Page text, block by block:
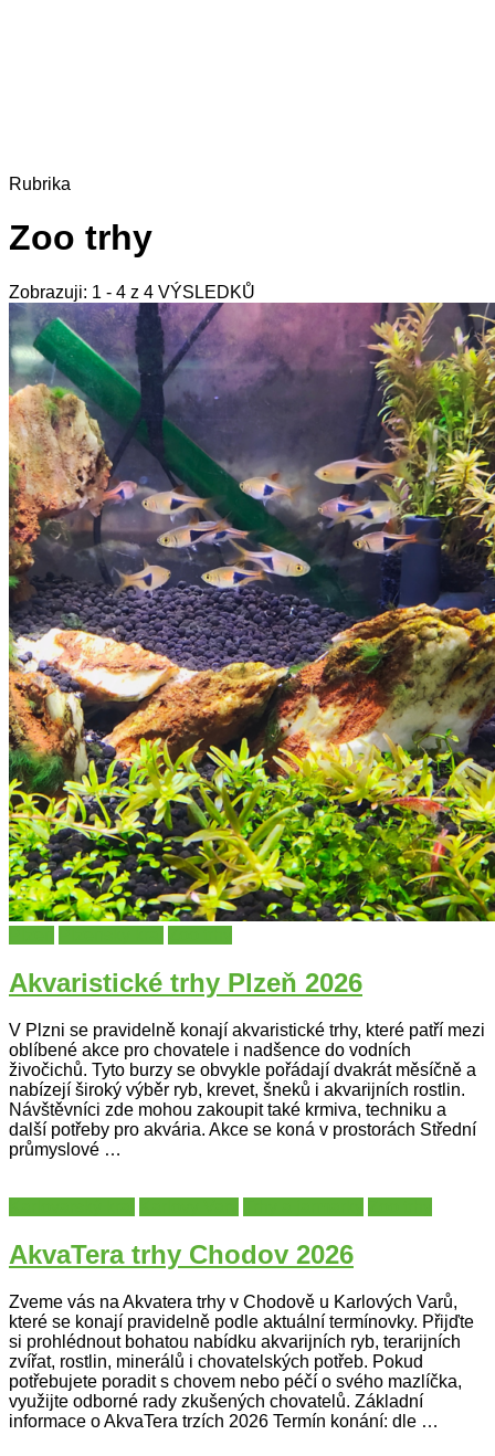
Rubrika
Zoo trhy
Zobrazuji: 1 - 4 z 4 VÝSLEDKŮ
Akvaristické trhy Plzeň 2026
V Plzni se pravidelně konají akvaristické trhy, které patří mezi
oblíbené akce pro chovatele i nadšence do vodních
živočichů. Tyto burzy se obvykle pořádají dvakrát měsíčně a
nabízejí široký výběr ryb, krevet, šneků i akvarijních rostlin.
Návštěvníci zde mohou zakoupit také krmiva, techniku a
další potřeby pro akvária. Akce se koná v prostorách Střední
průmyslové …
AkvaTera trhy Chodov 2026
Zveme vás na Akvatera trhy v Chodově u Karlových Varů,
které se konají pravidelně podle aktuální termínovky. Přijďte
si prohlédnout bohatou nabídku akvarijních ryb, terarijních
zvířat, rostlin, minerálů i chovatelských potřeb. Pokud
potřebujete poradit s chovem nebo péčí o svého mazlíčka,
využijte odborné rady zkušených chovatelů. Základní
informace o AkvaTera trzích 2026 Termín konání: dle …